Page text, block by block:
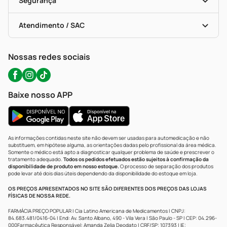
Troca E Devolução
Bulas De A A Z
Políticas De Marketplace
Testes Rápidos
Autoteste Covid-19
Certificado De Segurança
Portal Da Privacidade
Atendimento / SAC
WhatsApp (47) 9202-1687
Nossas redes sociais
Baixe nosso APP
As informações contidas neste site não devem ser usadas para automedicação e não
substituem, em hipótese alguma, as orientações dadas pelo profissional da área médica.
Somente o médico está apto a diagnosticar qualquer problema de saúde e prescrever o
tratamento adequado. Todos os pedidos efetuados estão sujeitos à confirmação da
disponibilidade de produto em nosso estoque.O processo de separação dos produtos
pode levar até dois dias úteis dependendo da disponibilidade do estoque em loja.
OS PREÇOS APRESENTADOS NO SITE SÃO DIFERENTES DOS PREÇOS DAS LOJAS
FÍSICAS DE NOSSA REDE.
FARMÁCIA PREÇO POPULAR | Cia Latino Americana de Medicamentos | CNPJ:
84.683.481/0416-04 | End: Av. Santo Albano, 490 - Vila Vera | São Paulo - SP | CEP: 04.296-
000Farmacêutica Responsável: Amanda Zelia Deodato | CRF/SP: 107393 | IE: